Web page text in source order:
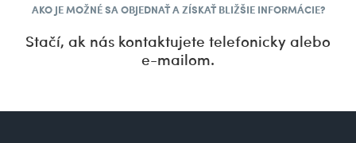
AKO JE MOŽNÉ SA OBJEDNAŤ A ZÍSKAŤ BLIŽŠIE INFORMÁCIE?
Stačí, ak nás kontaktujete telefonicky alebo
e-mailom.